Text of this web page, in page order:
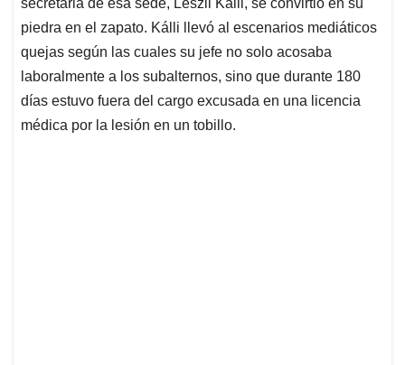
p
k
n
secretaria de esa sede, Leszli Kálli, se convirtió en su
piedra en el zapato. Kálli llevó al escenarios mediáticos
quejas según las cuales su jefe no solo acosaba
laboralmente a los subalternos, sino que durante 180
días estuvo fuera del cargo excusada en una licencia
médica por la lesión en un tobillo.